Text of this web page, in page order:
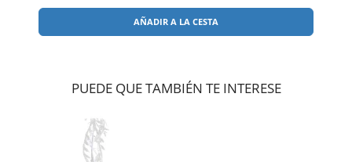
AÑADIR A LA CESTA
PUEDE QUE TAMBIÉN TE INTERESE